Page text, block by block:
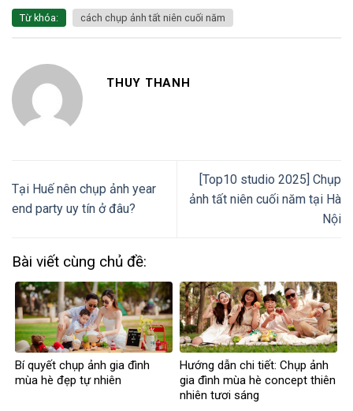
Từ khóa: cách chụp ảnh tất niên cuối năm
THUY THANH
Tại Huế nên chụp ảnh year
end party uy tín ở đâu?
[Top10 studio 2025] Chụp
ảnh tất niên cuối năm tại Hà
Nội
Bài viết cùng chủ đề:
Bí quyết chụp ảnh gia đình
mùa hè đẹp tự nhiên
Hướng dẫn chi tiết: Chụp ảnh
gia đình mùa hè concept thiên
nhiên tươi sáng